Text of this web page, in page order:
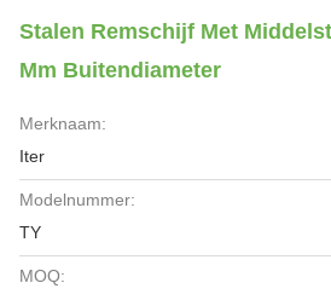
Stalen Remschijf Met
Mm Buitendiameter
Merknaam:
Iter
Modelnummer:
TY
MOQ: